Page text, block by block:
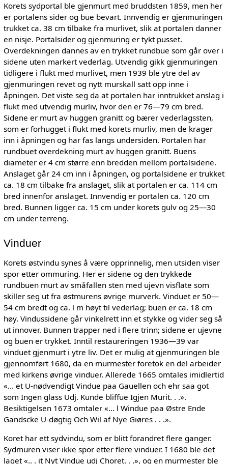
Korets sydportal ble gjenmurt med bruddsten 1859, men her
er portalens sider og bue bevart. Innvendig er gjenmuringen
trukket ca. 38 cm tilbake fra murlivet, slik at portalen danner
en nisje. Portalsider og gjenmuring er tykt pusset.
Overdekningen dannes av en trykket rundbue som går over i
sidene uten markert vederlag. Utvendig gikk gjenmuringen
tidligere i flukt med murlivet, men 1939 ble ytre del av
gjenmuringen revet og nytt murskall satt opp inne i
åpningen. Det viste seg da at portalen har inntrukket anslag i
flukt med utvendig murliv, hvor den er 76—79 cm bred.
Sidene er murt av huggen granitt og bærer vederlagssten,
som er forhugget i flukt med korets murliv, men de krager
inn i åpningen og har fas langs undersiden. Portalen har
rundbuet overdekning murt av huggen granitt. Buens
diameter er 4 cm større enn bredden mellom portalsidene.
Anslaget går 24 cm inn i åpningen, og portalsidene er trukket
ca. 18 cm tilbake fra anslaget, slik at portalen er ca. 114 cm
bred innenfor anslaget. Innvendig er portalen ca. 120 cm
bred. Bunnen ligger ca. 15 cm under korets gulv og 25—30
cm under terreng.
Vinduer
Korets østvindu synes å være opprinnelig, men utsiden viser
spor etter ommuring. Her er sidene og den trykkede
rundbuen murt av småfallen sten med ujevn visflate som
skiller seg ut fra østmurens øvrige murverk. Vinduet er 50—
54 cm bredt og ca. l m høyt til vederlag; buen er ca. 18 cm
høy. Vindussidene går vinkelrett inn et stykke og vider seg så
ut innover. Bunnen trapper ned i flere trinn; sidene er ujevne
og buen er trykket. Inntil restaureringen 1936—39 var
vinduet gjenmurt i ytre liv. Det er mulig at gjenmuringen ble
gjennomført 1680, da en murmester foretok en del arbeider
med kirkens øvrige vinduer. Allerede 1665 omtales imidlertid
«... et U-nødvendigt Vindue paa Gauellen och ehr saa got
som Ingen glass Udj. Kunde bliffue Igjen Murit. . .».
Besiktigelsen 1673 omtaler «... l Windue paa Østre Ende
Gandscke U-døgtig Och Wil af Nye Giøres . . .».
Koret har ett sydvindu, som er blitt forandret flere ganger.
Sydmuren viser ikke spor etter flere vinduer. I 1680 ble det
laget «.. . it Nyt Vindue udj Choret. . .», og en murmester ble